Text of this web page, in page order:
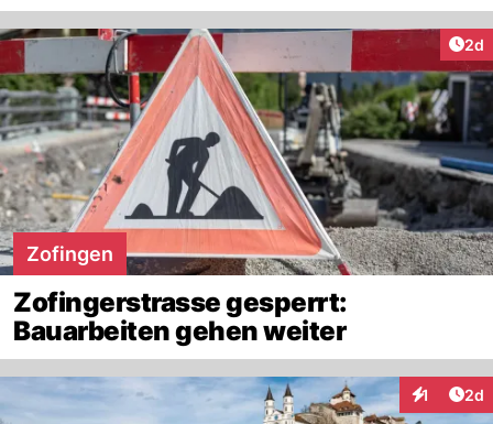
2d
Zofingen
Zofingerstrasse gesperrt:
Bauarbeiten gehen weiter
1 2d